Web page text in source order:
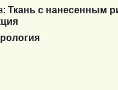
Ткань с нанесенным